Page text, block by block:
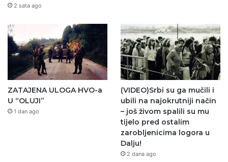
2 sata ago
ZATAJENA ULOGA HVO-a
U “OLUJI”
1 dan ago
(VIDEO)Srbi su ga mučili i
ubili na najokrutniji način
– još živom spalili su mu
tijelo pred ostalim
zarobljenicima logora u
Dalju!
2 dana ago